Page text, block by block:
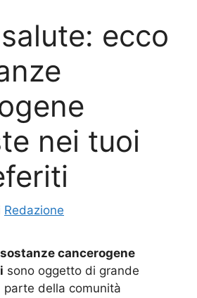
ecco
nei tuoi
Redazione
sostanze cancerogene
sono oggetto di grande
della comunità